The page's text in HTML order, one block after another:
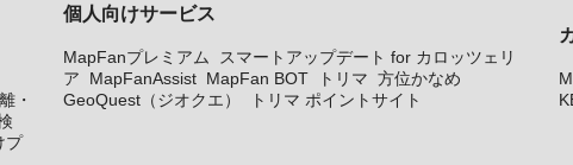
・
プ
個人向けサービス
MapFanプレミアム
スマートアップデート for カロッツェリ
ア
MapFanAssist MapFan BOT トリマ 方位かなめ
GeoQuest（ジオクエ）
トリマ ポイントサイト